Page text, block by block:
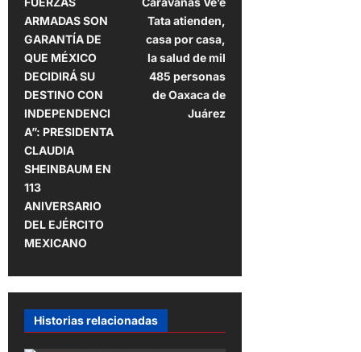
v
e
g
a
c
i
ó
n
d
e
n
ARMADAS SON
GARANTÍA DE
QUE MÉXICO
DECIDIRÁ SU
DESTINO CON
INDEPENDENCI
A”: PRESIDENTA
CLAUDIA
SHEINBAUM EN
113
ANIVERSARIO
DEL EJÉRCITO
MEXICANO
Tata atienden,
casa por casa,
la salud de mil
485 personas
de Oaxaca de
Juárez
Historias relacionadas